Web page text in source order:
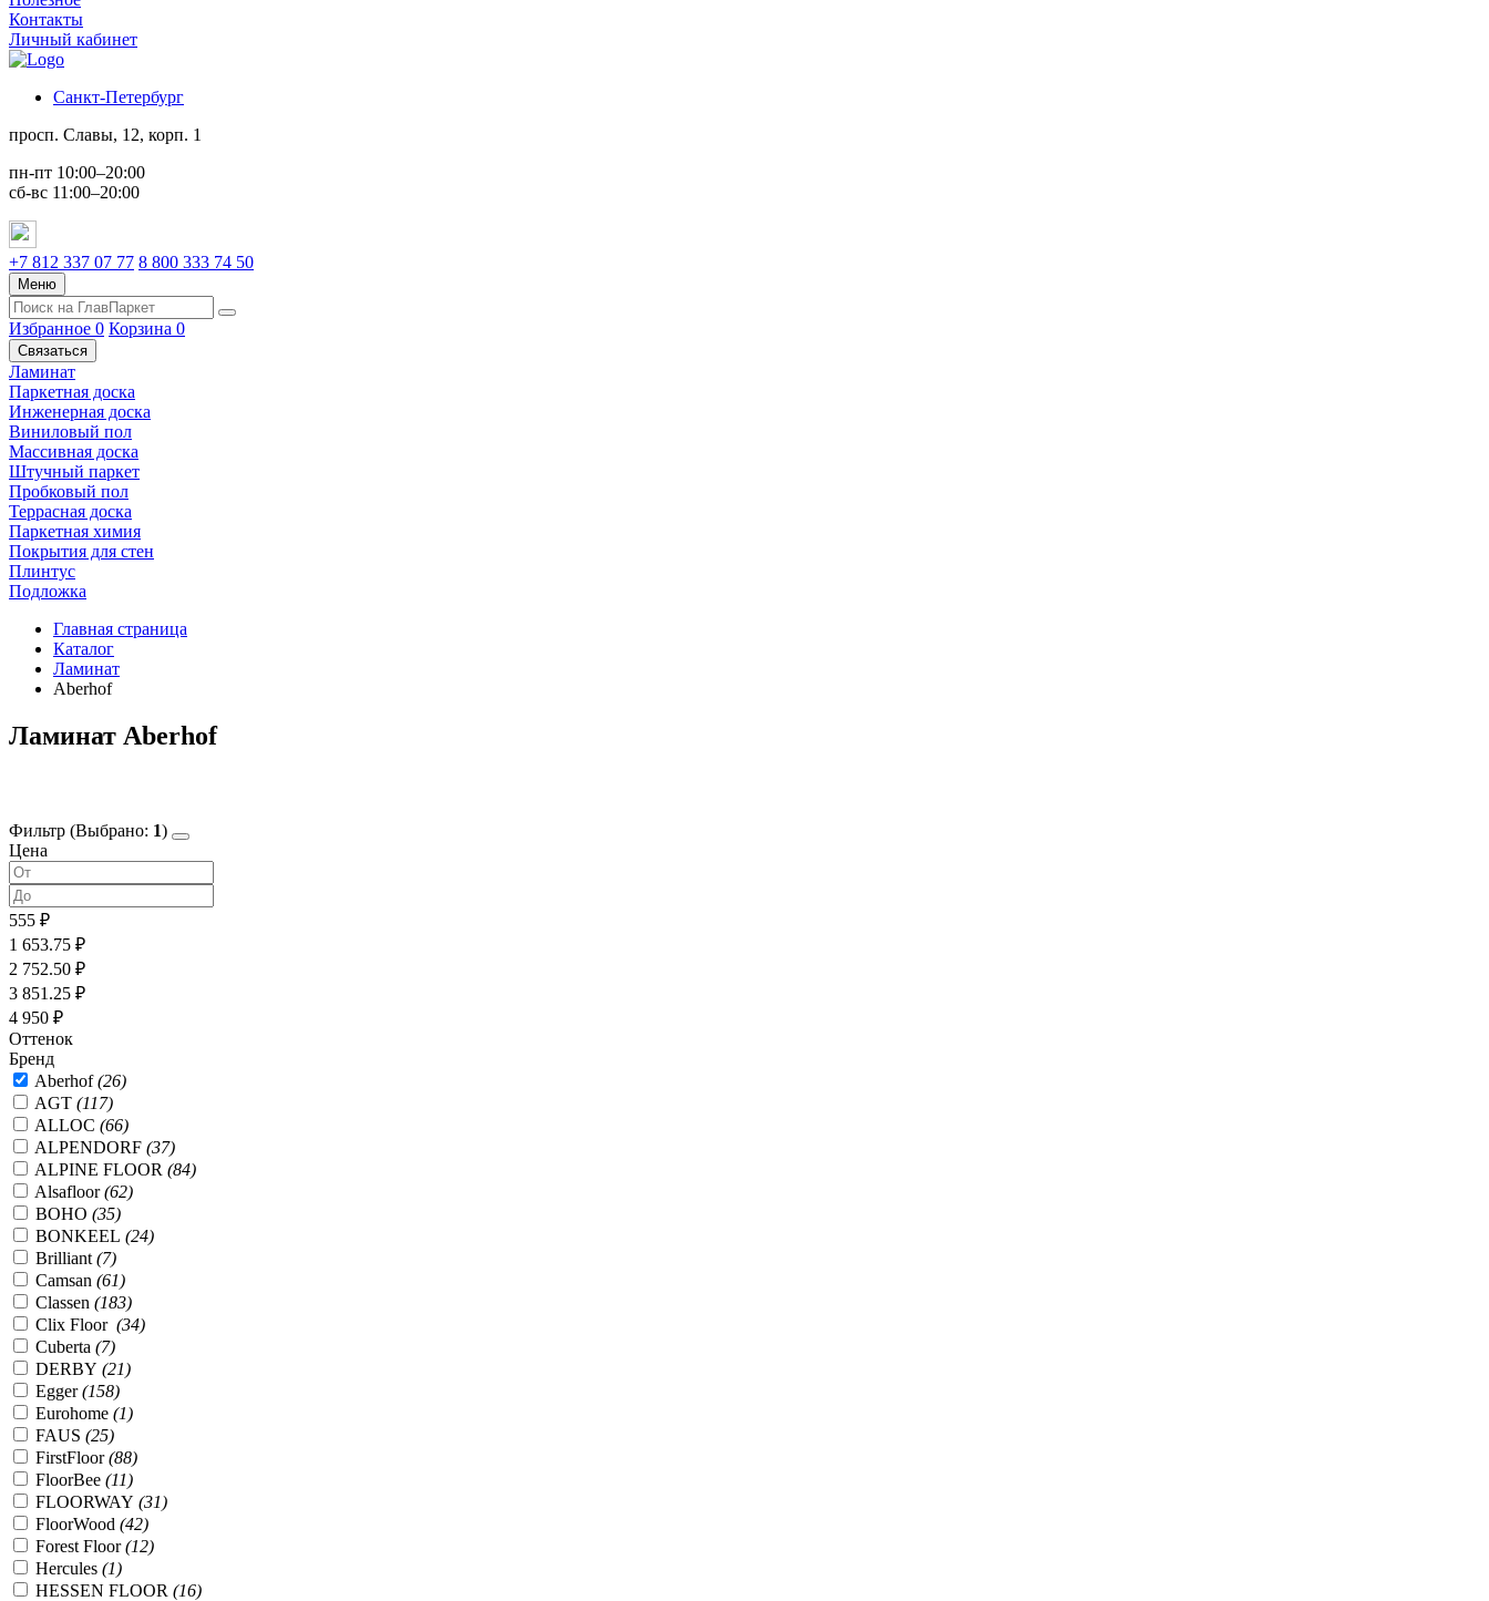
Контакты
Личный кабинет
Санкт-Петербург
просп. Славы, 12, корп. 1
пн-пт 10:00–20:00
сб-вс 11:00–20:00
+7 812 337 07 77 8 800 333 74 50
Меню
Избранное 0 Корзина 0
Связаться
Ламинат
Паркетная доска
Инженерная доска
Виниловый пол
Массивная доска
Штучный паркет
Пробковый пол
Террасная доска
Паркетная химия
Покрытия для стен
Плинтус
Подложка
Главная страница
Каталог
Ламинат
Aberhof
Ламинат Aberhof
Фильтр (Выбрано: 1)
Цена
555 ₽
1 653.75 ₽
2 752.50 ₽
3 851.25 ₽
4 950 ₽
Оттенок
Бренд
Aberhof(26)
AGT (117)
ALLOC (66)
ALPENDORF (37)
ALPINE FLOOR (84)
Alsafloor(62)
BOHO (35)
BONKEEL (24)
Brilliant (7)
Camsan (61)
Classen (183)
Clix Floor (34)
Cuberta (7)
DERBY (21)
Egger(158)
Eurohome (1)
FAUS (25)
FirstFloor(88)
FloorBee (11)
FLOORWAY (31)
FloorWood (42)
Forest Floor(12)
Hercules (1)
HESSEN FLOOR (16)